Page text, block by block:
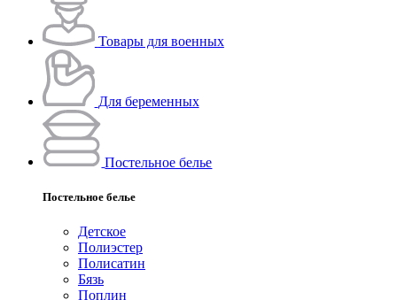
Товары для военных
Для беременных
Постельное белье
Постельное белье
Детское
Полиэстeр
Полисатин
Бязь
Поплин